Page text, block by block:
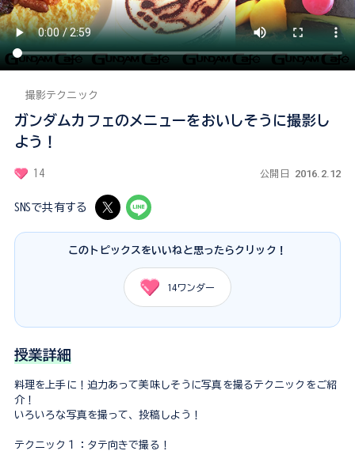
ガンダムカフェのメニューをおいしそうに撮影し
よう！
撮影テクニック
14 公開日 2016.2.12
SNSで共有する
このトピックスをいいねと思ったらクリック！
14ワンダー
授業詳細
料理を上手に！迫力あって美味しそうに写真を撮るテクニックをご紹
介！
いろいろな写真を撮って、投稿しよう！
テクニック１：タテ向きで撮る！